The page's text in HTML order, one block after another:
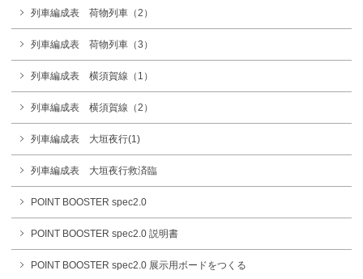
列車編成表 荷物列車（2）
列車編成表 荷物列車（3）
列車編成表 横須賀線（1）
列車編成表 横須賀線（2）
列車編成表 大垣夜行(1)
列車編成表 大垣夜行救済臨
POINT BOOSTER spec2.0
POINT BOOSTER spec2.0 説明書
POINT BOOSTER spec2.0 展示用ボードをつくる